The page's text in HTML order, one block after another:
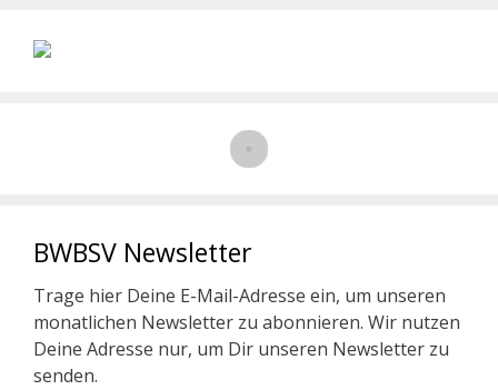
BWBSV Newsletter
Trage hier Deine E-Mail-Adresse ein, um unseren
monatlichen Newsletter zu abonnieren. Wir nutzen
Deine Adresse nur, um Dir unseren Newsletter zu
senden.